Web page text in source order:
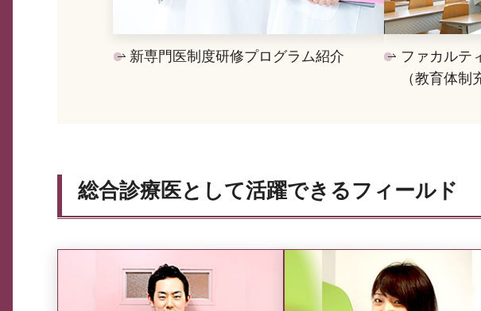
新専門医制度研修プログラム紹介
ファカルテ
（教育体制
総合診療医として活躍できるフィールド